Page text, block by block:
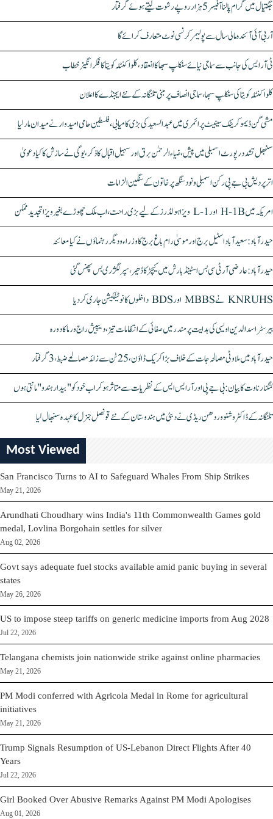
جگتیال میں گرام پالنا آفیسر 5 ہزار روپے رشوت لیتے ہوئے گرفتار
آر بی آئی آئندہ مالی سال سے پولیمر کرنسی نوٹ متعارف کرائے گا
ٹی آر ایس کی جانب سے سماجی نیائے سنکلپ سبھا کا انعقاد، کلواکنٹلہ کویتا کا فکر انگیز خطاب
کلواکنٹلہ کویتا کی سنکلپ سبھا، سماجی انصاف پر مبنی تلنگانہ کے نئے ایجنڈے کا اعلان
مشی گن ڈیموکریٹک سینیٹ پرائمری میں عبدالسعید کی بڑی کامیابی، فلسطین حامی امیدوار نے میدان مار لیا
سنبھل تشدد رپورٹ اسمبلی میں پیش، ضیاء الرحمٰن برق اور سہیل اقبال کا ذکر، یوگی نے سازش کا کیا دعویٰ
اتر پردیش بی جے پی رکن اسمبلی ونود سنگھ پر خاتون کے سنگین الزامات
امریکہ میں H-1B اور L-1 ویزا ہولڈرز کے لیے بڑی راحت، اب ملک چھوڑے بغیر ویزا تجدید ممکن
حیدرآباد: سعیدآباد اسٹیل برج اور موسیٰ رام باغ برج کا وزراء و دیگر رہنماؤں نے کیا معائنہ
حیدرآباد: عارضی آر ٹی سی بس اسٹینڈ بارش میں کیچڑ کا ڈھیر، سپر لگژری بس پھنس گئی
KNRUHS نے MBBS اور BDS داخلوں کا نوٹیفکیشن جاری کر دیا
بیرسٹر اسدالدین اویسی کی ہدایت پر مندر میں صفائی کے انتظامات تیز، دیپیش راج ورما کا دورہ
حیدرآباد میں ملاوٹی مصالحہ جات کے خلاف بڑا کریک ڈاؤن، 25 ٹن سے زائد مصالحے ضبط، 3 گرفتار
کنگنا رناوت کا بیان: بی جے پی اور آر ایس ایس کے نظریات سے متاثر ہو کر اب خود کو "بیدار ہندو" مانتی ہوں
تلنگانہ کے ڈاکٹر وشنو وردھن ریڈی نے دبئی میں ہندوستان کے نئے قونصل جنرل کا عہدہ سنبھال لیا
Most Viewed
San Francisco Turns to AI to Safeguard Whales From Ship Strikes
May 21, 2026
Arundhati Choudhary wins India's 11th Commonwealth Games gold
medal, Lovlina Borgohain settles for silver
Aug 02, 2026
Govt says adequate fuel stocks available amid panic buying in several
states
May 26, 2026
US to impose steep tariffs on generic medicine imports from Aug 2028
Jul 22, 2026
Telangana chemists join nationwide strike against online pharmacies
May 21, 2026
PM Modi conferred with Agricola Medal in Rome for agricultural
initiatives
May 21, 2026
Trump Signals Resumption of US-Lebanon Direct Flights After 40
Years
Jul 22, 2026
Girl Booked Over Abusive Remarks Against PM Modi Apologises
Aug 01, 2026